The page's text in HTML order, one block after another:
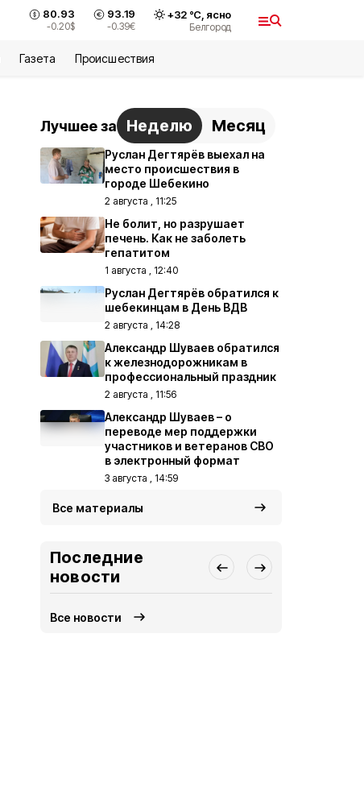
80.93
-0.20$
93.19
-0.39€
+32°С, ясно
Белгород
Газета Происшествия
Лучшее за Неделю Месяц
Руслан Дегтярёв выехал на
место происшествия в
городе Шебекино
2 августа , 11:25
Не болит, но разрушает
печень. Как не заболеть
гепатитом
1 августа , 12:40
Руслан Дегтярёв обратился к
шебекинцам в День ВДВ
2 августа , 14:28
Александр Шуваев обратился
к железнодорожникам в
профессиональный праздник
2 августа , 11:56
Александр Шуваев – о
переводе мер поддержки
участников и ветеранов СВО
в электронный формат
3 августа , 14:59
Все материалы
Последние
новости
Все новости